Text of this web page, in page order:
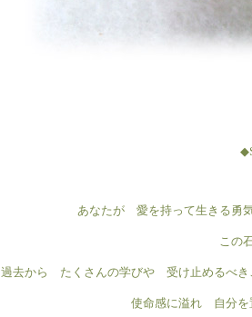
あなたが 愛を持って生きる勇
この
過去から たくさんの学びや 受け止めるべ
使命感に溢れ 自分を